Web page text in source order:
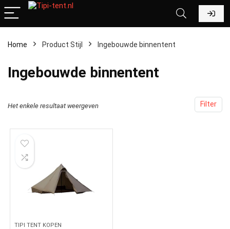
Home Product Stijl ‎Ingebouwde binnentent
‎Ingebouwde binnentent
Filter
Het enkele resultaat weergeven
TIPI TENT KOPEN